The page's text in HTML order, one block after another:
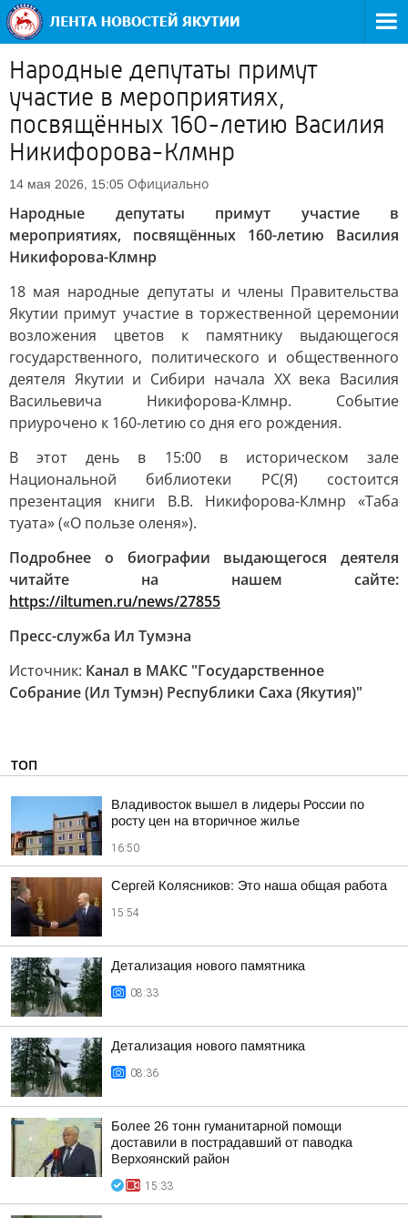
Народные депутаты примут
участие в мероприятиях,
посвящённых 160-летию Василия
Никифорова-Клмнр
14 мая 2026, 15:05 Официально
Народные депутаты примут участие в
мероприятиях, посвящённых 160-летию Василия
Никифорова-Клмнр
18 мая народные депутаты и члены Правительства
Якутии примут участие в торжественной церемонии
возложения цветов к памятнику выдающегося
государственного, политического и общественного
деятеля Якутии и Сибири начала XX века Василия
Васильевича Никифорова-Клмнр. Событие
приурочено к 160-летию со дня его рождения.
В этот день в 15:00 в историческом зале
Национальной библиотеки РС(Я) состоится
презентация книги В.В. Никифорова-Клмнр «Таба
туата» («О пользе оленя»).
Подробнее о биографии выдающегося деятеля
читайте на нашем сайте:
https://iltumen.ru/news/27855
Пресс-служба Ил Тумэна
Источник: Канал в МАКС "Государственное
Собрание (Ил Тумэн) Республики Саха (Якутия)"
ТОП
Владивосток вышел в лидеры России по
росту цен на вторичное жилье
16:50
Сергей Колясников: Это наша общая работа
15:54
Детализация нового памятника
08:33
Детализация нового памятника
08:36
Более 26 тонн гуманитарной помощи
доставили в пострадавший от паводка
Верхоянский район
15:33